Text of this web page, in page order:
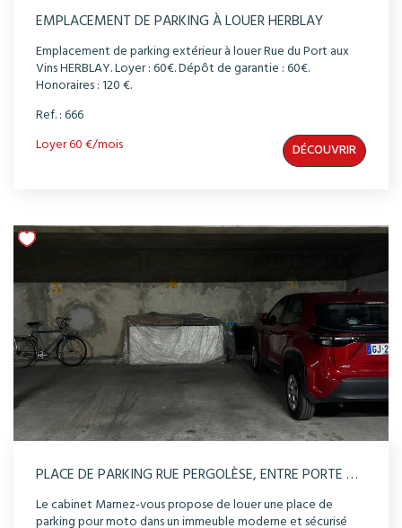
EMPLACEMENT DE PARKING À LOUER HERBLAY
Emplacement de parking extérieur à louer Rue du Port aux
Vins HERBLAY. Loyer : 60€. Dépôt de garantie : 60€.
Honoraires : 120 €.
Ref. : 666
Loyer 60 €/mois
DÉCOUVRIR
PLACE DE PARKING RUE PERGOLÈSE, ENTRE PORTE MAILLOT ET L'ÉTOILE, 16ÈME PARIS - 11M²
Le cabinet Marnez-vous propose de louer une place de
parking pour moto dans un immeuble moderne et sécurisé